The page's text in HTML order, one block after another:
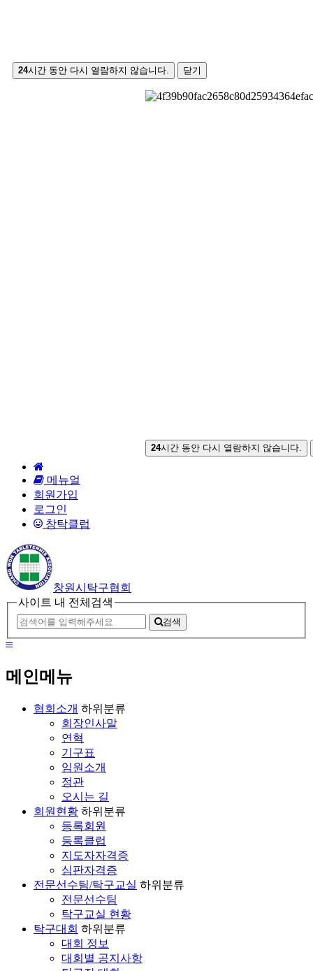
24시간 동안 다시 열람하지 않습니다. 닫기
24시간 동안 다시 열람하지 않습니다.
메뉴얼
회원가입
로그인
창탁클럽
창원시탁구협회
사이트 내 전체검색
검색
메
보
기
메인메뉴
협회소개 하위분류
회장인사말
연혁
기구표
임원소개
정관
오시는 길
회원현황 하위분류
등록회원
등록클럽
지도자자격증
심판자격증
전문선수팀/탁구교실 하위분류
전문선수팀
탁구교실 현황
탁구대회 하위분류
대회 정보
대회별 공지사항